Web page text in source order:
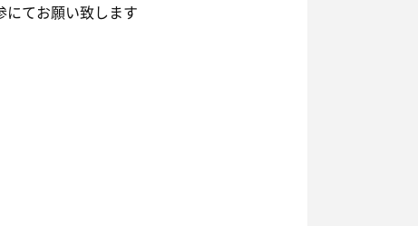
てお願い致します